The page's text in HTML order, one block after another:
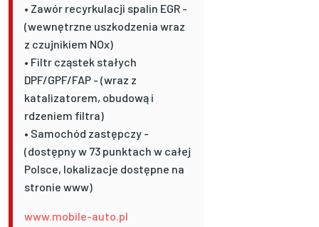
• Zawór recyrkulacji spalin EGR -
(wewnętrzne uszkodzenia wraz
z czujnikiem NOx)
• Filtr cząstek stałych
DPF/GPF/FAP - (wraz z
katalizatorem, obudową i
rdzeniem filtra)
• Samochód zastępczy -
(dostępny w 73 punktach w całej
Polsce, lokalizacje dostępne na
stronie www)
www.mobile-auto.pl